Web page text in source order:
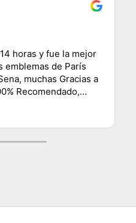
horas y fue la mejor
emblemas de París
muchas Gracias a
Recomendado,